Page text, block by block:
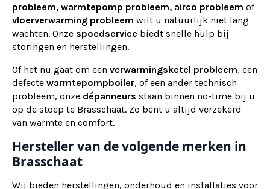
probleem, warmtepomp probleem, airco probleem of
vloerverwarming probleem wilt u natuurlijk niet lang
wachten. Onze spoedservice biedt snelle hulp bij
storingen en herstellingen.
Of het nu gaat om een verwarmingsketel probleem, een
defecte warmtepompboiler, of een ander technisch
probleem, onze dépanneurs staan binnen no-time bij u
op de stoep te Brasschaat. Zo bent u altijd verzekerd
van warmte en comfort.
Hersteller van de volgende merken in
Brasschaat
Wij bieden herstellingen, onderhoud en installaties voor